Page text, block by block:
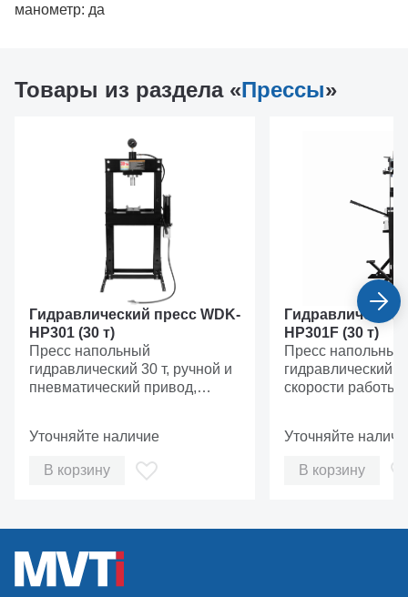
манометр: да
Товары из раздела «Прессы»
Гидравлический пресс WDK-
HP301 (30 т)
Пресс напольный
гидравлический 30 т, ручной и
пневматический привод,
Уточняйте наличие
В корзину
HP301F (30 т)
Пресс напольный
гидравлический
скорости работы,
Уточняйте
В корзину